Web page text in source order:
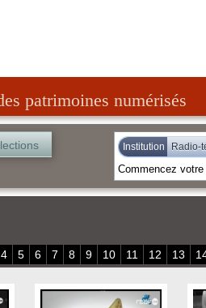
patrimoines numérisés
Institution Radio-
4 5 6 7 8 9 10 11 12 13